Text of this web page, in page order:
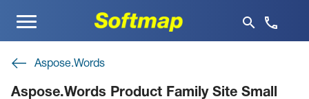
Меню
Aspose.Words
Aspose.Words Product Family Site Small